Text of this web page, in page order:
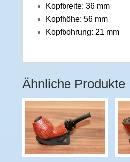
Kopfbreite: 36 mm
Kopfhöhe: 56 mm
Kopfbohrung: 21 mm
Ähnliche Produkte